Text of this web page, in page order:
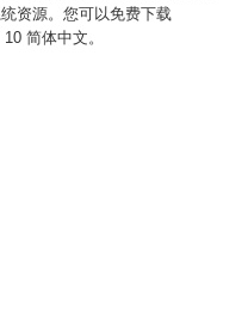
资源。您可以免费下载
简体中文。